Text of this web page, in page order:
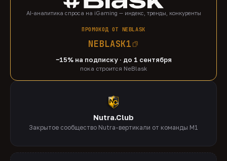
AI-аналитика спроса на iGaming — индекс, тренды, конкуренты
ПРОМОКОД ОТ NEBLASK
NEBLASK1
−15% на подписку · до 1 сентября
пока строится NeBlask
Nutra.Club
Закрытое сообщество Nutra-вертикали от команды M1